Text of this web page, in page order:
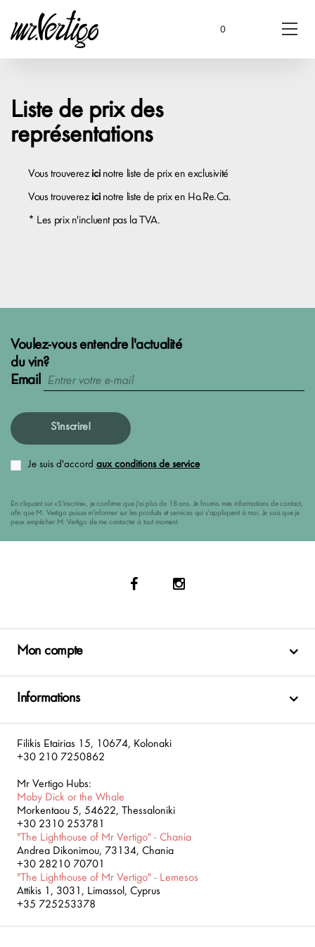
0
Liste de prix des
représentations
Vous trouverezicinotre liste de prix en exclusivité
Vous trouverezicinotre liste de prix en Ho.Re.Ca.
* Les prix n'incluent pas la TVA.
Voulez-vous entendre l'actualité
du vin?
Email
S'inscrire!
Je suis d'accord aux conditions de service
En cliquant sur «S'inscrire», je confirme que j'ai plus de 18 ans. Je fournis mes informations de contact,
afin que M. Vertigo puisse m'informer sur les produits et services qui s'appliquent à moi. Je sais que je
peux empêcher M. Vertigo de me contacter à tout moment.
Mon compte
Informations
Filikis Etairias 15, 10674, Kolonaki
+30 210 7250862
Mr Vertigo Hubs:
Moby Dick or the Whale
Morkentaou 5, 54622, Thessaloniki
+30 2310 253781
"The Lighthouse of Mr Vertigo" - Chania
Andrea Dikonimou, 73134, Chania
+30 28210 70701
"The Lighthouse of Mr Vertigo" - Lemesos
Attikis 1, 3031, Limassol, Cyprus
+35 725253378